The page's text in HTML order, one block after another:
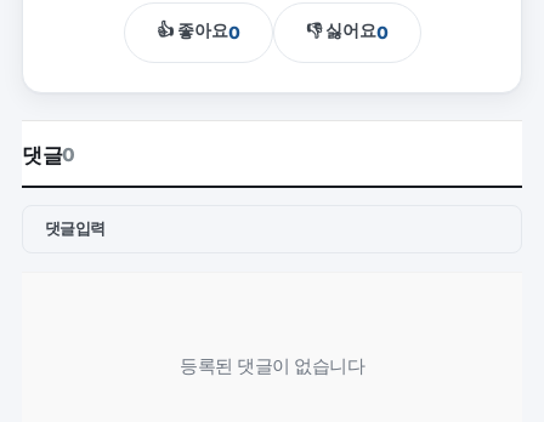
👍 좋아요0 👎 싫어요0
댓글0
댓글입력
등록된 댓글이 없습니다